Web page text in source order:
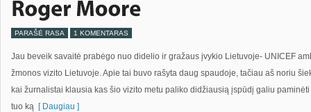
PARAŠĖ RASA 1 KOMENTARAS
Jau beveik savaitė prabėgo nuo didelio ir gražaus įvykio Lietuvoje- UNICEF
žmonos vizito Lietuvoje. Apie tai buvo rašyta daug spaudoje, tačiau aš noriu
kai žurnalistai klausia kas šio vizito metu paliko didžiausią įspūdį galiu
tuo ką [ Daugiau ]